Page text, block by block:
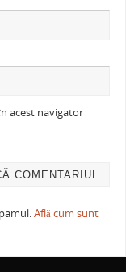
acest navigator
Află cum sunt